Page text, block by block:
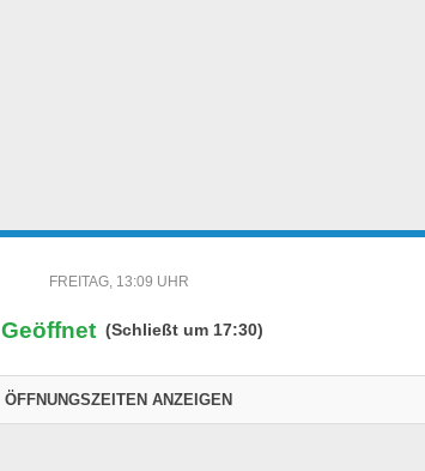
FREITAG, 13:09 UHR
Geöffnet (Schließt um 17:30)
ÖFFNUNGSZEITEN ANZEIGEN